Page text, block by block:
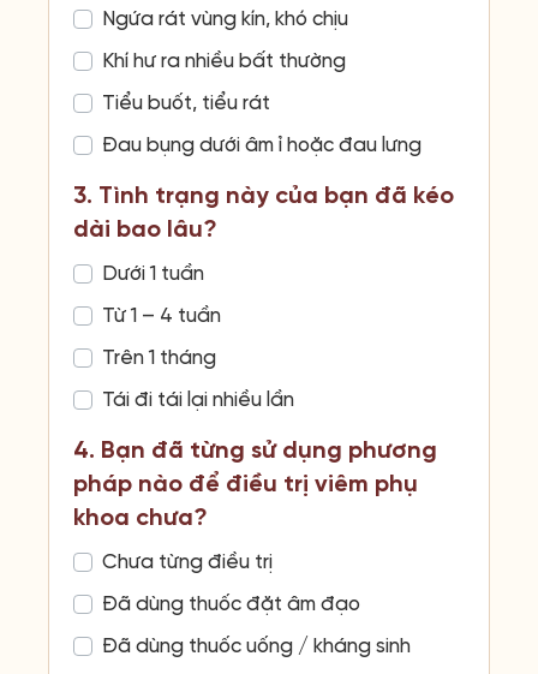
Ngứa rát vùng kín, khó chịu
Khí hư ra nhiều bất thường
Tiểu buốt, tiểu rát
Đau bụng dưới âm ỉ hoặc đau lưng
3. Tình trạng này của bạn đã kéo
dài bao lâu?
Dưới 1 tuần
Từ 1 – 4 tuần
Trên 1 tháng
Tái đi tái lại nhiều lần
4. Bạn đã từng sử dụng phương
pháp nào để điều trị viêm phụ
khoa chưa?
Chưa từng điều trị
Đã dùng thuốc đặt âm đạo
Đã dùng thuốc uống / kháng sinh